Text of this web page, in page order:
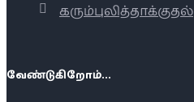
கரும்புலித்தாக்குதல்
வேண்டுகிறோம்...